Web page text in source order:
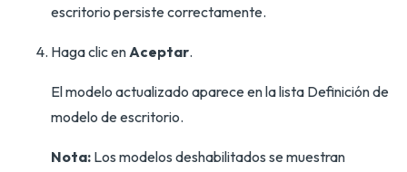
escritorio persiste correctamente.
Haga clic enAceptar.
El modelo actualizado aparece en la lista Definición de
modelo de escritorio.
Nota: Los modelos deshabilitados se muestran